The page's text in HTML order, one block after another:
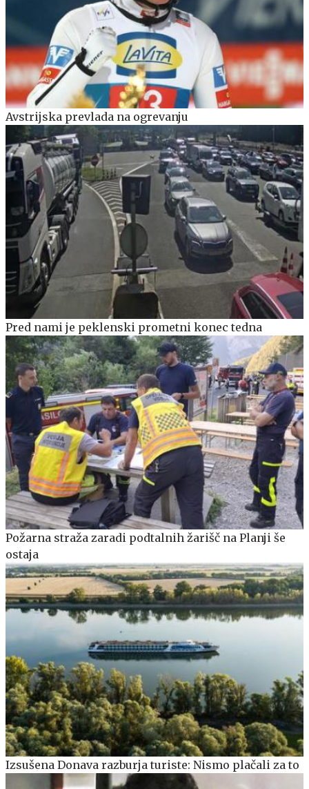
Avstrijska prevlada na ogrevanju
Pred nami je peklenski prometni konec tedna
Požarna straža zaradi podtalnih žarišč na Planji še
ostaja
Izsušena Donava razburja turiste: Nismo plačali za to